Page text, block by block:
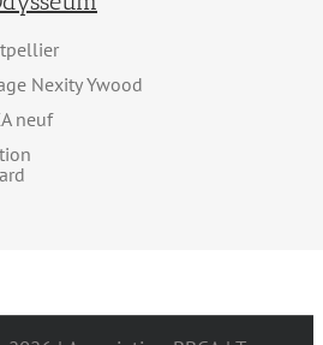
Nexity Ywood
neuf